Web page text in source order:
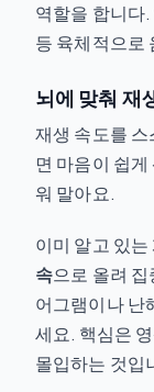
역할을 합니다
등 육체적으로
뇌에 맞춰 재
재생 속도를
면 마음이 쉽
워 말아요.
이미 알고 있
속으로 올려
어그램이나 난
세요. 핵심은
몰입하는 것입